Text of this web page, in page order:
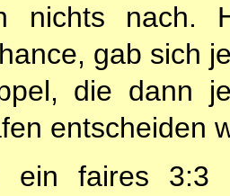
nichts nach.
gab sich
die dann
entscheiden
ein faires